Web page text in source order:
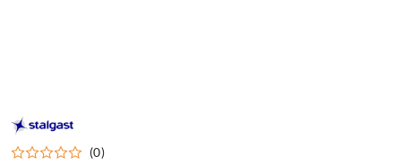
STALGAST
–
WYPOSAŻENIE
DLA
(0)